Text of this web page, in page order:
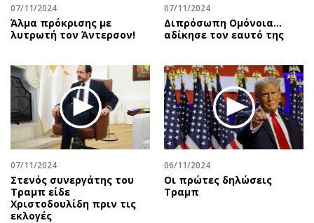
07/11/2024
Άλμα πρόκρισης με
λυτρωτή τον Άντερσον!
07/11/2024
Διπρόσωπη Ομόνοια…
αδίκησε τον εαυτό της
07/11/2024
Στενός συνεργάτης του
Τραμπ είδε
Χριστοδουλίδη πριν τις
εκλογές
06/11/2024
Οι πρώτες δηλώσεις
Τραμπ